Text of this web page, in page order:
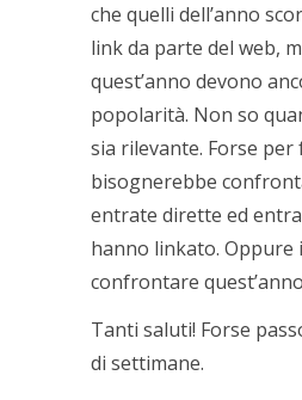
che quelli dell’anno
link da parte del web,
quest’anno devono
popolarità. Non so
sia rilevante. Forse
bisognerebbe
entrate dirette ed
hanno linkato. Oppure
confrontare
Tanti saluti! Forse
di settimane.